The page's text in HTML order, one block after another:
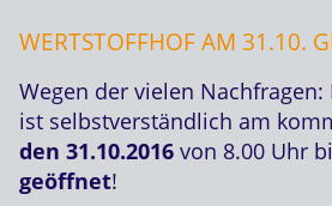
WERTSTOFFHOF AM 31.10.
Wegen der vielen Nachfragen:
ist selbstverständlich am
den 31.10.2016 von 8.00 Uhr
geöffnet!